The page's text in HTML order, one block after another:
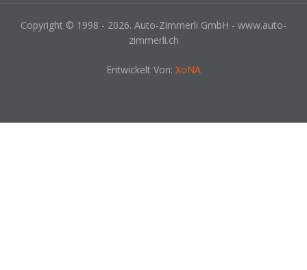
Copyright © 1998 - 2026. Auto-Zimmerli GmbH - www.auto-
zimmerli.ch
Entwickelt Von: XoNA